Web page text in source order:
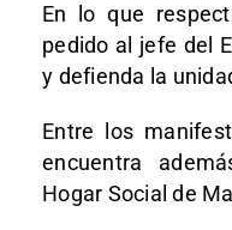
En lo que
pedido al jefe del
y defienda la
Entre los
encuentra
Hogar Social de